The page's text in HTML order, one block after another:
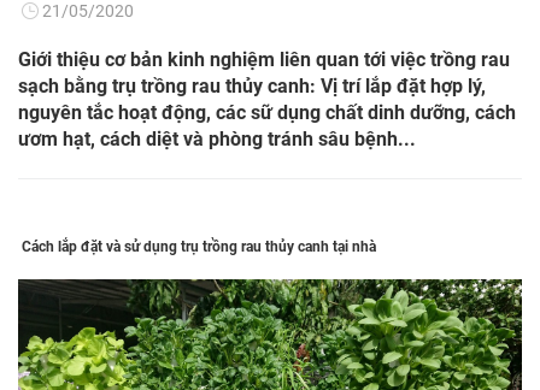
21/05/2020
Giới thiệu cơ bản kinh nghiệm liên quan tới việc trồng rau
sạch bằng trụ trồng rau thủy canh: Vị trí lắp đặt hợp lý,
nguyên tắc hoạt động, các sữ dụng chất dinh dưỡng, cách
ươm hạt, cách diệt và phòng tránh sâu bệnh...
Cách lắp đặt và sử dụng trụ trồng rau thủy canh tại nhà